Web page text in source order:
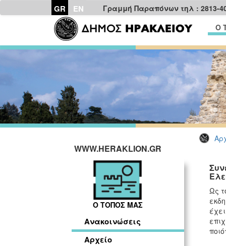
GR EN
Γραμμή Παραπόνων τηλ : 2813-
Ο
WWW.HERAKLION.GR
Ο ΤΟΠΟΣ ΜΑΣ
Ανακοινώσεις
Αρχείο
Ως